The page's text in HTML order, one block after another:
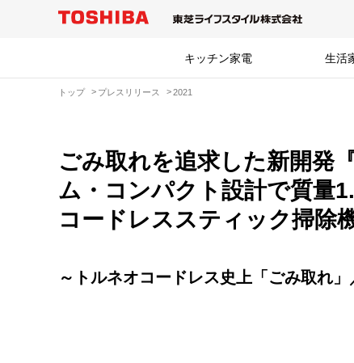
キッチン家電 生活
トップ プレスリリース 2021
ごみ取れを追求した新開発
ム・コンパクト設計で質量
コードレススティック掃除
～トルネオコードレス史上「ごみ取れ